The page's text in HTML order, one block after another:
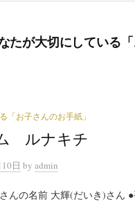
たが大切にしている
「お子さんのお手紙」
ルナキチ
日 by admin
んの名前 大輝(だいき)さん